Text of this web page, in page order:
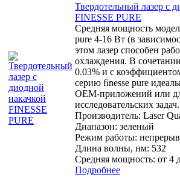
Твердотельный лазер с
FINESSE PURE
Средняя мощность
pure 4-16 Вт (в
этом лазер способен
охлаждения. В
0.03% и с
серию ﬁnesse pure
OEM-приложений или
исследовательских задач.
Производитель: Laser
Диапазон: зеленый
Режим работы:
Длина волны, нм: 532
Средняя мощность: от 4
Подробнее